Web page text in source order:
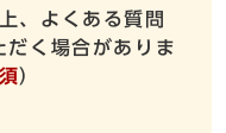
、よくある質問
く場合がありま
）